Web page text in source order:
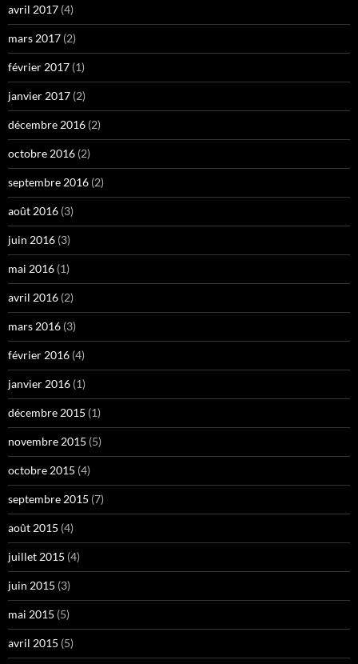
avril 2017 (4)
mars 2017 (2)
février 2017 (1)
janvier 2017 (2)
décembre 2016 (2)
octobre 2016 (2)
septembre 2016 (2)
août 2016 (3)
juin 2016 (3)
mai 2016 (1)
avril 2016 (2)
mars 2016 (3)
février 2016 (4)
janvier 2016 (1)
décembre 2015 (1)
novembre 2015 (5)
octobre 2015 (4)
septembre 2015 (7)
août 2015 (4)
juillet 2015 (4)
juin 2015 (3)
mai 2015 (5)
avril 2015 (5)